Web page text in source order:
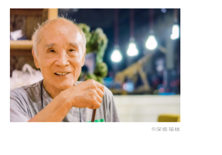
©深堀瑞穂